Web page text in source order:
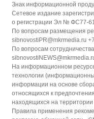
Знак информационной
Сетевое издание
о регистрации Эл № ФС77-
По вопросам размещения
sibnovostiPR@mkrmedia.ru
По вопросам
На информационном
технологии
информации на основе
относящихся к
находящихся на
Правила применения